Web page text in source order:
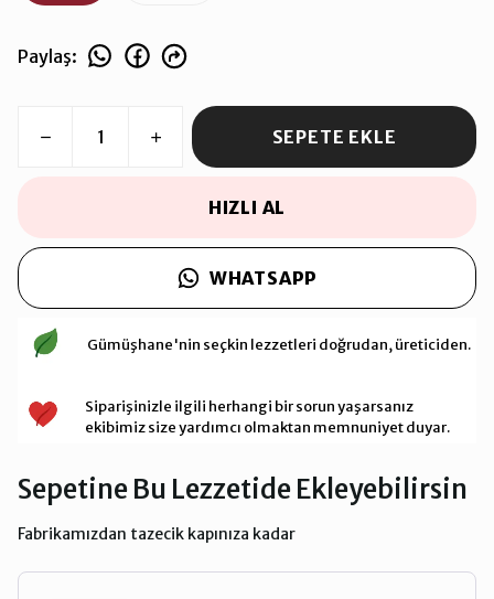
Paylaş:
SEPETE EKLE
HIZLI AL
WHATSAPP
Gümüşhane'nin seçkin lezzetleri doğrudan, üreticiden.
Siparişinizle ilgili herhangi bir sorun yaşarsanız
ekibimiz size yardımcı olmaktan memnuniyet duyar.
Sepetine Bu Lezzetide Ekleyebilirsin
Fabrikamızdan tazecik kapınıza kadar